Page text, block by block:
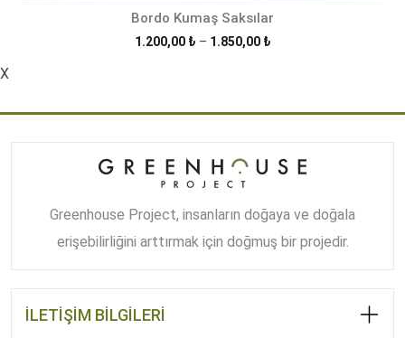
Bordo Kumaş Saksılar
1.200,00 ₺ – 1.850,00 ₺Fiyat
1.850,00 ₺
X
Greenhouse Project, insanların doğaya ve doğala
erişebilirliğini arttırmak için doğmuş bir projedir.
İLETİŞİM BİLGİLERİ